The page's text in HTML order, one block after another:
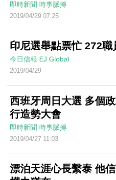
即時新聞 時事脈搏
2019/04/29 07:25
印尼選舉點票忙 272職
今日信報 EJ Global
2019/04/29
西班牙周日大選 多個
行造勢大會
即時新聞 時事脈搏
2019/04/27 11:03
漂泊天涯心長繫泰 他